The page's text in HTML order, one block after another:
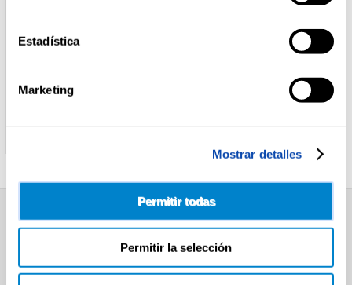
Estadística
Marketing
Mostrar detalles
Permitir todas
Permitir la selección
SUPERMERCADO
Lácteos